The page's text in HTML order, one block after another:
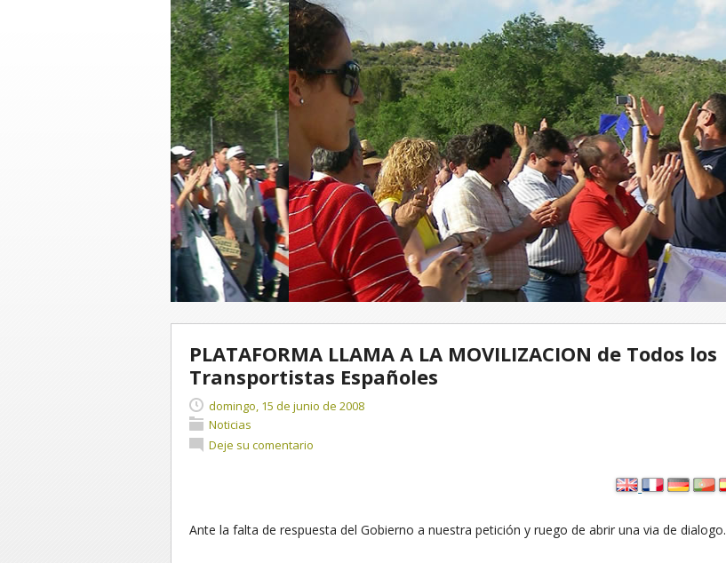
PLATAFORMA LLAMA A LA MOVILIZACION de Todos los
Transportistas Españoles
domingo, 15 de junio de 2008
Noticias
Deje su comentario
Ante la falta de respuesta del Gobierno a nuestra petición y ruego de abrir una via de dialogo.